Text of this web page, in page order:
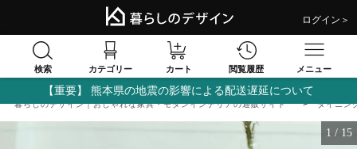
ログイン＞
検索 カテゴリー カート 閲覧履歴 メニュー
【重要】 熊本県の地震の影響による配送遅延について
暮らしのデザイン｜おしゃれな家具・モダンインテリアの通販サイト ダイニン
1 / 15